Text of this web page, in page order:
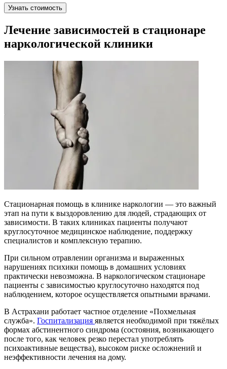
Узнать стоимость
Лечение зависимостей в стационаре
наркологической клиники
Стационарная помощь в клинике наркологии — это важный
этап на пути к выздоровлению для людей, страдающих от
зависимости. В таких клиниках пациенты получают
круглосуточное медицинское наблюдение, поддержку
специалистов и комплексную терапию.
При сильном отравлении организма и выраженных
нарушениях психики помощь в домашних условиях
практически невозможна. В наркологическом стационаре
пациенты с зависимостью круглосуточно находятся под
наблюдением, которое осуществляется опытными врачами.
В Астрахани работает частное отделение «Похмельная
служба». Госпитализация является необходимой при тяжёлых
формах абстинентного синдрома (состояния, возникающего
после того, как человек резко перестал употреблять
психоактивные вещества), высоком риске осложнений и
неэффективности лечения на дому.